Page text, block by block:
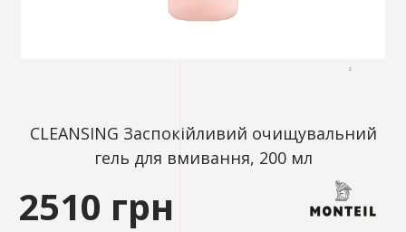
CLEANSING Заспокійливий очищувальний
гель для вмивання, 200 мл
2510 грн